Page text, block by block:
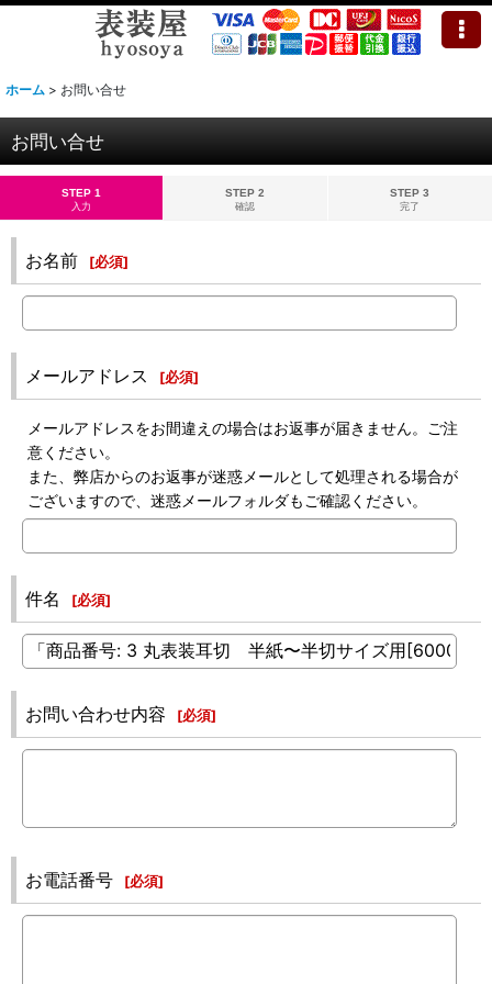
ホーム > お問い合せ
お問い合せ
STEP 1
入力
STEP 2
確認
STEP 3
完了
お名前 [必須]
メールアドレス [必須]
メールアドレスをお間違えの場合はお返事が届きません。ご注
意ください。
また、弊店からのお返事が迷惑メールとして処理される場合が
ございますので、迷惑メールフォルダもご確認ください。
件名 [必須]
お問い合わせ内容 [必須]
お電話番号 [必須]